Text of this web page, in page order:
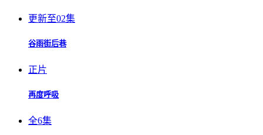
更新至02集
谷雨街后巷
正片
再度呼吸
全6集